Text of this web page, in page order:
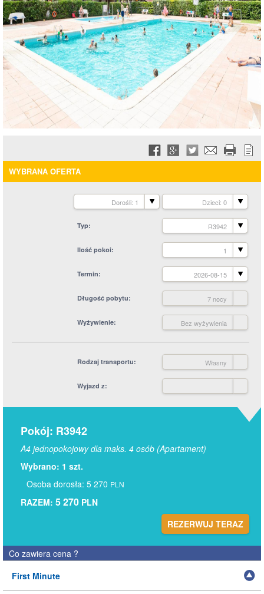
WYBRANA OFERTA
Dorośli: 1 Dzieci: 0
Typ R3942
Ilość pokoi 1
Termin 2026-08-15
Długość pobytu 7 nocy
Wyżywienie Bez wyżywienia
Rodzaj transportu Własny
Wyjazd z
Pokój: R3942
A4 jednopokojowy dla maks. 4 osób (Apartament)
Wybrano: 1 szt.
Osoba dorosła: 5 270 PLN
RAZEM: 5 270 PLN
REZERWUJ TERAZ
Co zawiera cena ?
First Minute